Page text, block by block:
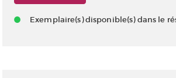
Exemplaire(s) disponible(s) dans le